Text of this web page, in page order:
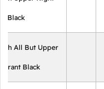
Black
All But Upper
Black